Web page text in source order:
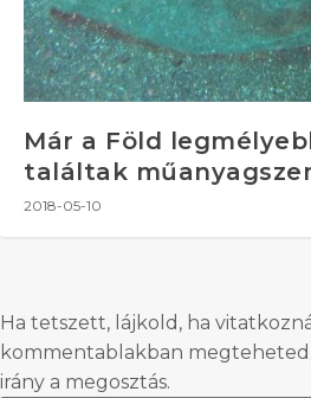
Már a Föld
találtak
2018-05-10
Ha tetszett, lájkold, ha
kommentablakban
irány a megosztás.